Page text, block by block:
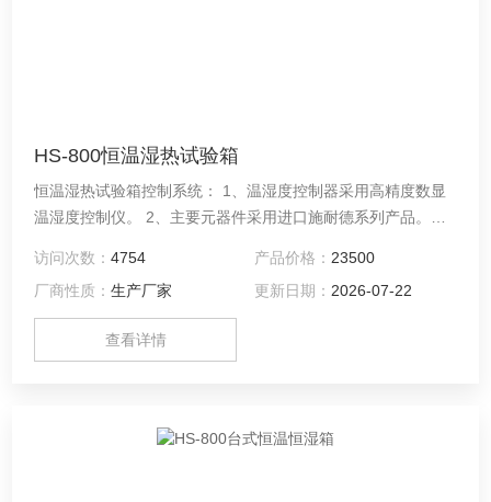
HS-800恒温湿热试验箱
恒温湿热试验箱控制系统： 1、温湿度控制器采用高精度数显
温湿度控制仪。 2、主要元器件采用进口施耐德系列产品。
访问次数：4754 产品价格： 23500
厂商性质：生产厂家 更新日期： 2026-07-22
查看详情